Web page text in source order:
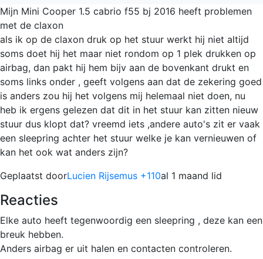
Mijn Mini Cooper 1.5 cabrio f55 bj 2016 heeft problemen
met de claxon
als ik op de claxon druk op het stuur werkt hij niet altijd
soms doet hij het maar niet rondom op 1 plek drukken op
airbag, dan pakt hij hem bijv aan de bovenkant drukt en
soms links onder , geeft volgens aan dat de zekering goed
is anders zou hij het volgens mij helemaal niet doen, nu
heb ik ergens gelezen dat dit in het stuur kan zitten nieuw
stuur dus klopt dat? vreemd iets ,andere auto's zit er vaak
een sleepring achter het stuur welke je kan vernieuwen of
kan het ook wat anders zijn?
Geplaatst doorLucien Rijsemus +110al 1 maand lid
Reacties
Elke auto heeft tegenwoordig een sleepring , deze kan een
breuk hebben.
Anders airbag er uit halen en contacten controleren.